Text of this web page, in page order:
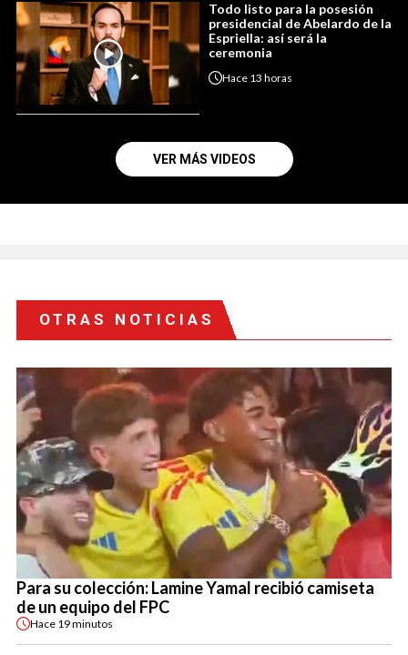
Todo listo para la posesión
presidencial de Abelardo de la
Espriella: así será la
ceremonia
Hace 13 horas
VER MÁS VIDEOS
OTRAS NOTICIAS
Para su colección: Lamine Yamal recibió camiseta
de un equipo del FPC
Hace 19 minutos